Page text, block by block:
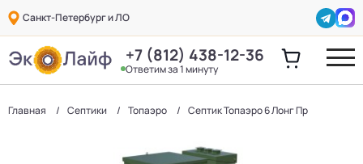
Санкт-Петербург и ЛО
+7 (812) 438-12-36
Ответим за 1 минуту
Главная Септики Топаэро Септик Топаэро 6 Лонг Пр